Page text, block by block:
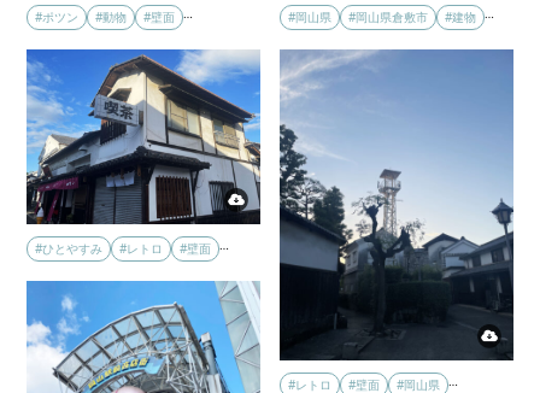
#ポツン #動物 #壁面 #岡山県 #岡山県倉敷市 #建物
#ひとやすみ #レトロ #壁面 …
#レトロ #壁面 #岡山県 …